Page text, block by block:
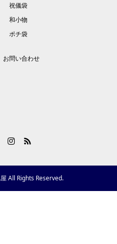
祝儀袋
和小物
ポチ袋
お問い合わせ
All Rights Reserved.